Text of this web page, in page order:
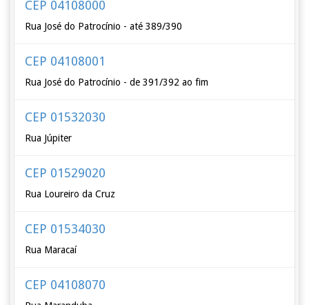
CEP 04108000
Rua José do Patrocínio - até 389/390
CEP 04108001
Rua José do Patrocínio - de 391/392 ao fim
CEP 01532030
Rua Júpiter
CEP 01529020
Rua Loureiro da Cruz
CEP 01534030
Rua Maracaí
CEP 04108070